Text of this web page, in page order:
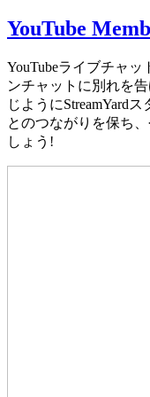
YouTube
YouTubeライブチャ
ンチャットに別れを
じようにStreamYard
とのつながりを保ち
しょう!